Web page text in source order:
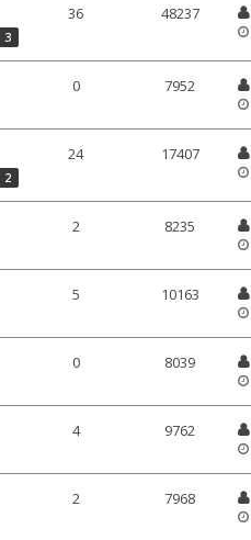
3
36 48237
0 7952
2
24 17407
2 8235
5 10163
0 8039
4 9762
2 7968